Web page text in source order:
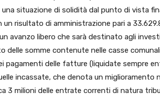
situazione di solidità dal punto di vista
un risultato di amministrazione pari a
avanzo libero che sarà destinato agli
delle somme contenute nelle casse
pagamenti delle fatture (liquidate sempre
incassate, che denota un miglioramento
3 milioni delle entrate correnti di natura